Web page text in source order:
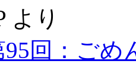
より
95回：ご